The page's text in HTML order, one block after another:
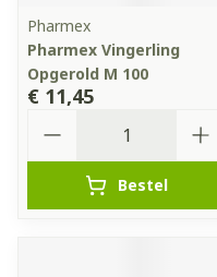
Pharmex
Pharmex Vingerling
Opgerold M 100
€ 11,45
Bestel